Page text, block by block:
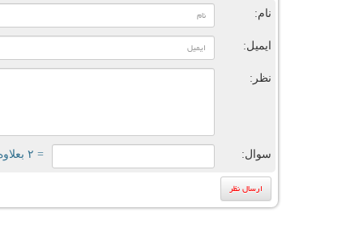
نام:
ایمیل:
نظر:
سوال: = ۲ بعلاوه ۱